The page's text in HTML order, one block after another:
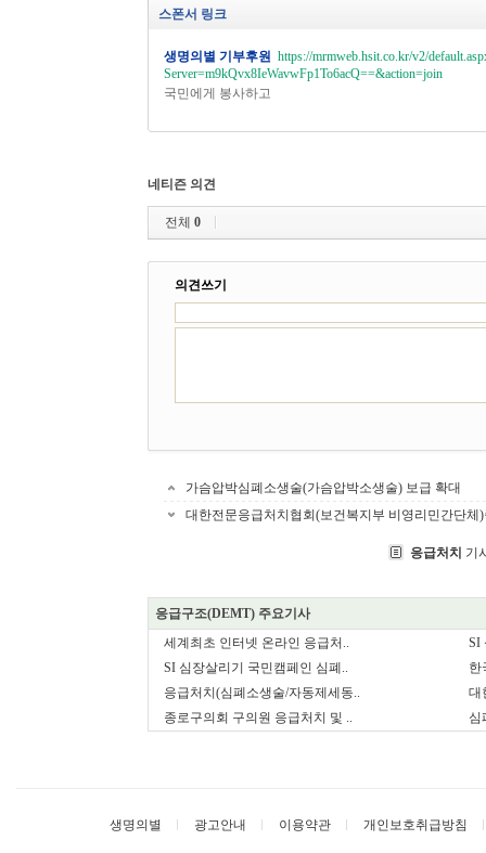
스폰서 링크
생명의별 기부후원 https://mrmweb.hsit.co.kr/v2/
Server=m9kQvx8IeWavwFp1To6acQ==&action=join
국민에게 봉사하고
네티즌 의견
전체 0
의견쓰기
가슴압박심폐소생술(가슴압박소생술) 보급 확대
대한전문응급처치협회(보건복지부 비영리민간단체
응급처치 기
응급구조(DEMT) 주요기사
세계최초 인터넷 온라인 응급처..
SI
SI 심장살리기 국민캠페인 심폐..
한
응급처치(심폐소생술/자동제세동..
대
종로구의회 구의원 응급처치 및 ..
심
생명의별 광고안내 이용약관 개인보호취급방침